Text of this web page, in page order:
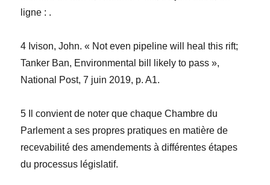
ligne : .
4 Ivison, John. « Not even pipeline will heal this rift;
Tanker Ban, Environmental bill likely to pass »,
National Post, 7 juin 2019, p. A1.
5 Il convient de noter que chaque Chambre du
Parlement a ses propres pratiques en matière de
recevabilité des amendements à différentes étapes
du processus législatif.